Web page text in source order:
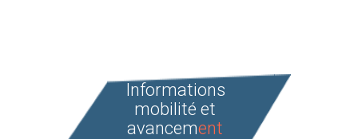
Informations
mobilité et
avancement